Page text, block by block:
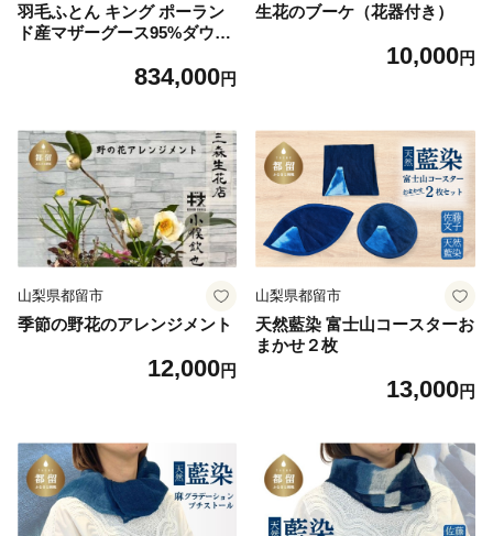
羽毛ふとん キング ポーラン
ド産マザーグース95%ダウン
け布団 本掛け 羽毛布団 国産
布団 羽毛掛け布団 本掛け布
団 本掛け羽毛布団 綿100％ck
461
834,000円
生花のブーケ（花器付き）
10,000円
山梨県都留市
季節の野花のアレンジメント
12,000円
山梨県都留市
天然藍染 富士山コースターお
まかせ２枚
13,000円